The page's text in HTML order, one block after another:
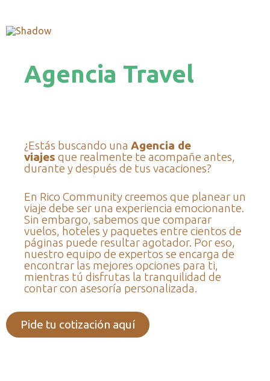
Agencia Travel
¿Estás buscando una Agencia de
viajes que realmente te acompañe antes,
durante y después de tus vacaciones?
En Rico Community creemos que planear un
viaje debe ser una experiencia emocionante.
Sin embargo, sabemos que comparar
vuelos, hoteles y paquetes entre cientos de
páginas puede resultar agotador. Por eso,
nuestro equipo de expertos se encarga de
encontrar las mejores opciones para ti,
mientras tú disfrutas la tranquilidad de
contar con asesoría personalizada.
Pide tu cotización aquí